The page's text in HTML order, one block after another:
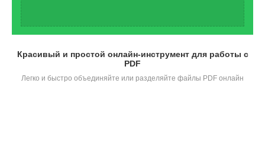
Красивый и простой онлайн-инструмент для работы с
PDF
Легко и быстро объединяйте или разделяйте файлы PDF онлайн